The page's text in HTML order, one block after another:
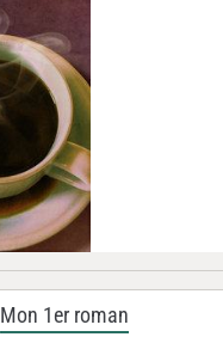
Mon 1er roman